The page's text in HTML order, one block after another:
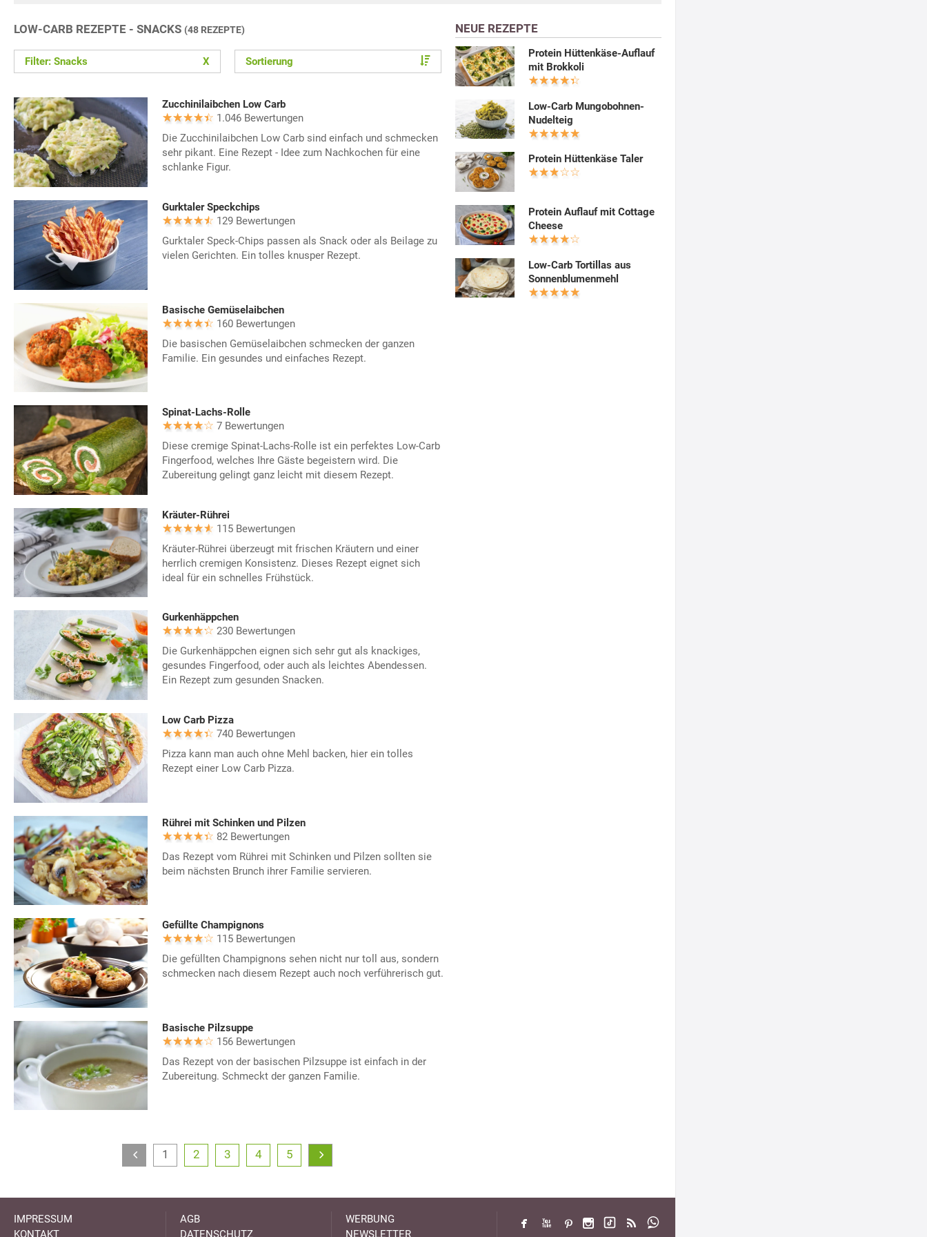
LOW-CARB REZEPTE - SNACKS (48 REZEPTE)
Filter: Snacks X Sortierung
Zucchinilaibchen Low Carb
1.046 Bewertungen
Die Zucchinilaibchen Low Carb sind einfach und schmecken
sehr pikant. Eine Rezept - Idee zum Nachkochen für eine
schlanke Figur.
Gurktaler Speckchips
129 Bewertungen
Gurktaler Speck-Chips passen als Snack oder als Beilage zu
vielen Gerichten. Ein tolles knusper Rezept.
Basische Gemüselaibchen
160 Bewertungen
Die basischen Gemüselaibchen schmecken der ganzen
Familie. Ein gesundes und einfaches Rezept.
Spinat-Lachs-Rolle
7 Bewertungen
Diese cremige Spinat-Lachs-Rolle ist ein perfektes Low-Carb
Fingerfood, welches Ihre Gäste begeistern wird. Die
Zubereitung gelingt ganz leicht mit diesem Rezept.
Kräuter-Rührei
115 Bewertungen
Kräuter-Rührei überzeugt mit frischen Kräutern und einer
herrlich cremigen Konsistenz. Dieses Rezept eignet sich
ideal für ein schnelles Frühstück.
Gurkenhäppchen
230 Bewertungen
Die Gurkenhäppchen eignen sich sehr gut als knackiges,
gesundes Fingerfood, oder auch als leichtes Abendessen.
Ein Rezept zum gesunden Snacken.
Low Carb Pizza
740 Bewertungen
Pizza kann man auch ohne Mehl backen, hier ein tolles
Rezept einer Low Carb Pizza.
Rührei mit Schinken und Pilzen
82 Bewertungen
Das Rezept vom Rührei mit Schinken und Pilzen sollten sie
beim nächsten Brunch ihrer Familie servieren.
Gefüllte Champignons
115 Bewertungen
Die gefüllten Champignons sehen nicht nur toll aus, sondern
schmecken nach diesem Rezept auch noch verführerisch gut.
Basische Pilzsuppe
156 Bewertungen
Das Rezept von der basischen Pilzsuppe ist einfach in der
Zubereitung. Schmeckt der ganzen Familie.
1 2 3 4 5
NEUE REZEPTE
Protein Hüttenkäse-Auflauf
mit Brokkoli
Low-Carb Mungobohnen-
Nudelteig
Protein Hüttenkäse Taler
Protein Auflauf mit Cottage
Cheese
Low-Carb Tortillas aus
Sonnenblumenmehl
IMPRESSUM
AGB
WERBUNG